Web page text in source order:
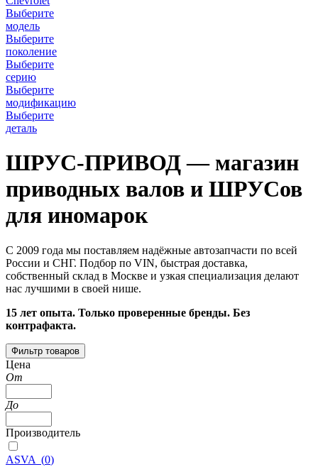
Выберите
модель
Выберите
поколение
Выберите
серию
Выберите
модификацию
Выберите
деталь
ШРУС-ПРИВОД — магазин
приводных валов и ШРУСов
для иномарок
С 2009 года мы поставляем надёжные автозапчасти по всей
России и СНГ. Подбор по VIN, быстрая доставка,
собственный склад в Москве и узкая специализация делают
нас лучшими в своей нише.
15 лет опыта. Только проверенные бренды. Без
контрафакта.
Фильтр товаров
Цена
От
До
Производитель
ASVA (0)